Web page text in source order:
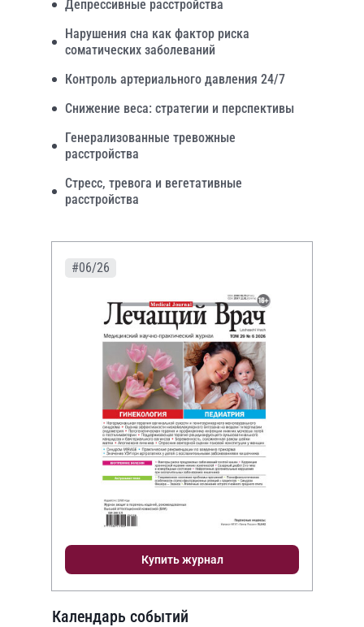
Депрессивные расстройства
Нарушения сна как фактор риска
соматических заболеваний
Контроль артериального давления 24/7
Снижение веса: стратегии и перспективы
Генерализованные тревожные
расстройства
Стресс, тревога и вегетативные
расстройства
#06/26
Купить журнал
Календарь событий